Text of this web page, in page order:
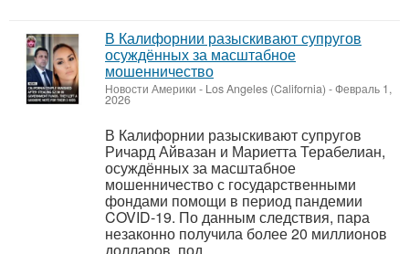
В Калифорнии разыскивают супругов
осуждённых за масштабное
мошенничество
Новости Америки - Los Angeles (California) -Февраль 1,
2026
В Калифорнии разыскивают супругов
Ричард Айвазан и Мариетта Терабелиан,
осуждённых за масштабное
мошенничество с государственными
фондами помощи в период пандемии
COVID-19. По данным следствия, пара
незаконно получила более 20 миллионов